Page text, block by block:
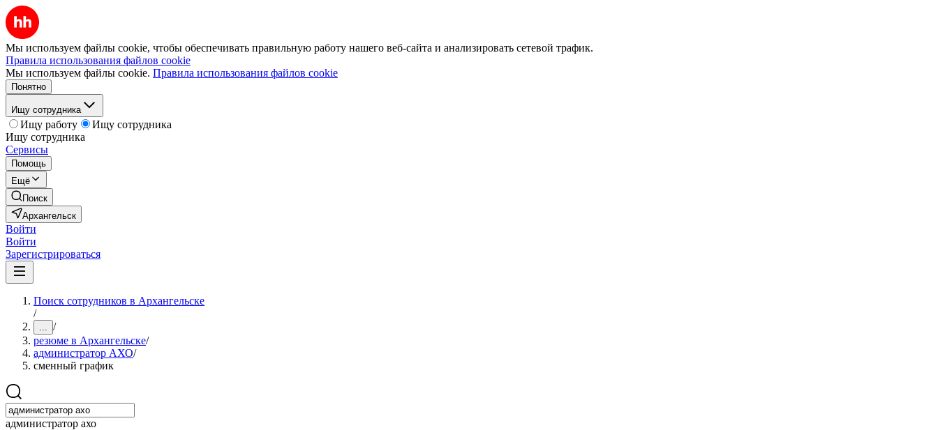
Мы используем файлы cookie, чтобы обеспечивать правильную работу нашего веб-сайта и анализировать сетевой трафик.
Правила использования файлов cookie
Мы используем файлы cookie. Правила использования файлов cookie
Понятно
Ищу сотрудника
Ищу работу
Ищу сотрудника
Ищу сотрудника
Сервисы
Помощь
Ещё
Поиск
Архангельск
Войти
Войти
Зарегистрироваться
Поиск сотрудников в Архангельске
/
... /
резюме в Архангельске/
администратор АХО/
сменный график
администратор ахо